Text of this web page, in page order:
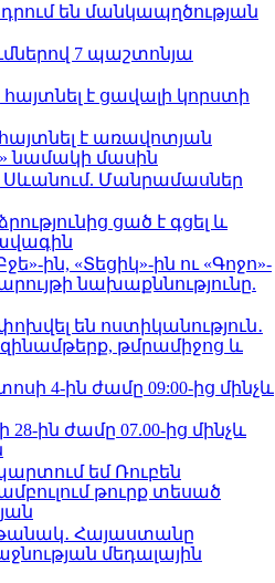
են մանկապղծության
7 պաշտոնյա
է ցավալի կորստի
է առավոտյան
նամակի մասին
Մանրամասներ
ցած է գցել և
ին, «Տեցիկ»-ին ու «Գոջո»-
նախաքննությունը.
են ոստիկանություն․
թմրամիջոց և
4-ին ժամը 09:00-ից մինչև
28-ին ժամը 07.00-ից մինչև
եմ Ռուբեն
թուրք տեսած
Հայաստանը
մեդալային